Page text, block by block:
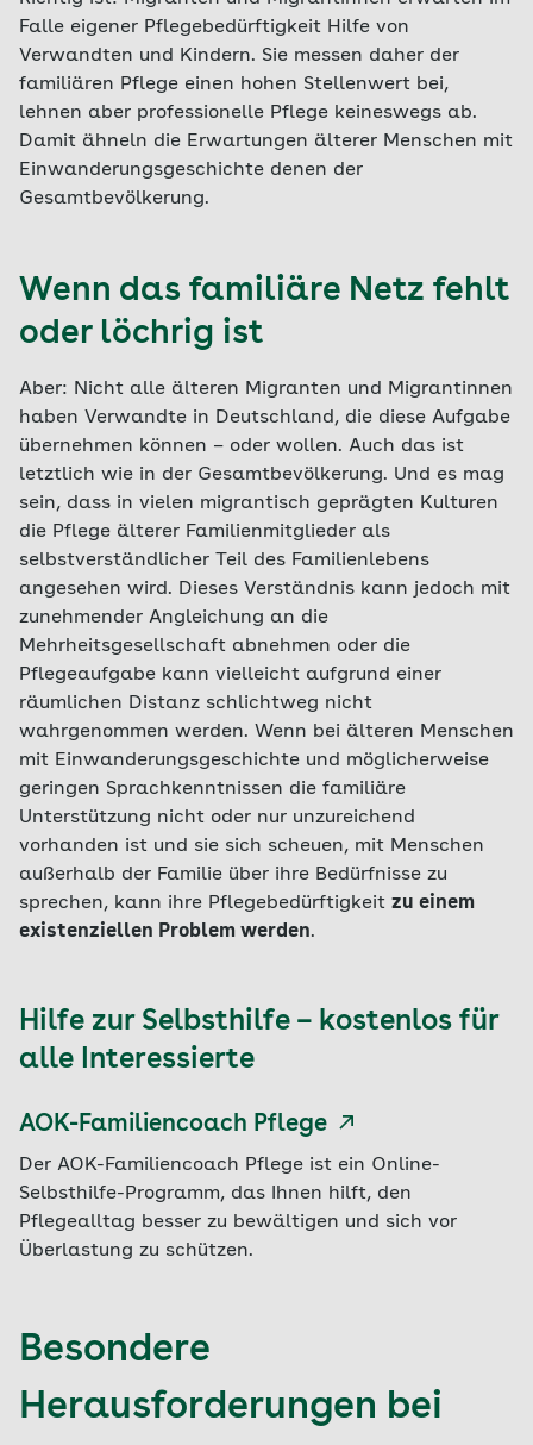
Falle eigener Pflegebedürftigkeit Hilfe von
Verwandten und Kindern. Sie messen daher der
familiären Pflege einen hohen Stellenwert bei,
lehnen aber professionelle Pflege keineswegs ab.
Damit ähneln die Erwartungen älterer Menschen mit
Einwanderungsgeschichte denen der
Gesamtbevölkerung.
Wenn das familiäre Netz fehlt
oder löchrig ist
Aber: Nicht alle älteren Migranten und Migrantinnen
haben Verwandte in Deutschland, die diese Aufgabe
übernehmen können – oder wollen. Auch das ist
letztlich wie in der Gesamtbevölkerung. Und es mag
sein, dass in vielen migrantisch geprägten Kulturen
die Pflege älterer Familienmitglieder als
selbstverständlicher Teil des Familienlebens
angesehen wird. Dieses Verständnis kann jedoch mit
zunehmender Angleichung an die
Mehrheitsgesellschaft abnehmen oder die
Pflegeaufgabe kann vielleicht aufgrund einer
räumlichen Distanz schlichtweg nicht
wahrgenommen werden. Wenn bei älteren Menschen
mit Einwanderungsgeschichte und möglicherweise
geringen Sprachkenntnissen die familiäre
Unterstützung nicht oder nur unzureichend
vorhanden ist und sie sich scheuen, mit Menschen
außerhalb der Familie über ihre Bedürfnisse zu
sprechen, kann ihre Pflegebedürftigkeit zu einem
existenziellen Problem werden.
Hilfe zur Selbsthilfe – kostenlos für
alle Interessierte
AOK-Familiencoach Pflege
Der AOK-Familiencoach Pflege ist ein Online-
Selbsthilfe-Programm, das Ihnen hilft, den
Pflegealltag besser zu bewältigen und sich vor
Überlastung zu schützen.
Besondere
Herausforderungen bei